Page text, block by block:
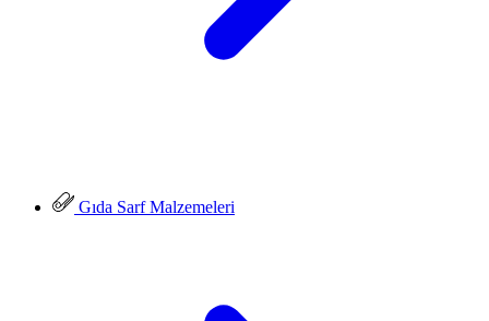
Gıda Sarf Malzemeleri